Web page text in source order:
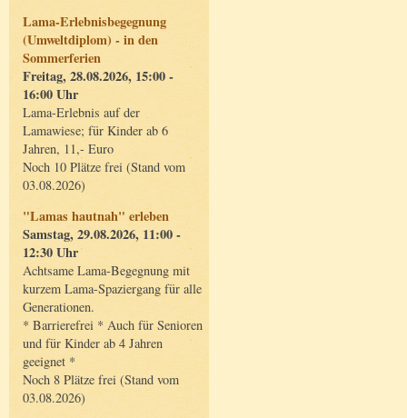
Lama-Erlebnisbegegnung
(Umweltdiplom) - in den
Sommerferien
Freitag, 28.08.2026, 15:00 -
16:00 Uhr
Lama-Erlebnis auf der
Lamawiese; für Kinder ab 6
Jahren, 11,- Euro
Noch 10 Plätze frei (Stand vom
03.08.2026)
"Lamas hautnah" erleben
Samstag, 29.08.2026, 11:00 -
12:30 Uhr
Achtsame Lama-Begegnung mit
kurzem Lama-Spaziergang für alle
Generationen.
* Barrierefrei * Auch für Senioren
und für Kinder ab 4 Jahren
geeignet *
Noch 8 Plätze frei (Stand vom
03.08.2026)